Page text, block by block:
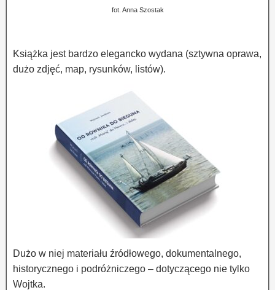
fot. Anna Szostak
Książka jest bardzo elegancko wydana (sztywna oprawa,
dużo zdjęć, map, rysunków, listów).
Dużo w niej materiału źródłowego, dokumentalnego,
historycznego i podróżniczego – dotyczącego nie tylko
Wojtka.